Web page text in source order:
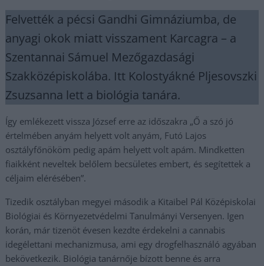
Felvették a pécsi Gandhi Gimnáziumba, de
anyagi okok miatt visszament Karcagra – a
Szentannai Sámuel Mezőgazdasági
Szakközépiskolába. Itt Kolostyákné Pljesovszki
Zsuzsanna lett a biológia tanára.
Így emlékezett vissza József erre az időszakra „Ő a szó jó
értelmében anyám helyett volt anyám, Futó Lajos
osztályfőnököm pedig apám helyett volt apám. Mindketten
fiaikként neveltek belőlem becsületes embert, és segítettek a
céljaim elérésében”.
Tizedik osztályban megyei második a Kitaibel Pál Középiskolai
Biológiai és Környezetvédelmi Tanulmányi Versenyen. Igen
korán, már tizenöt évesen kezdte érdekelni a cannabis
idegélettani mechanizmusa, ami egy drogfelhasználó agyában
bekövetkezik. Biológia tanárnője bízott benne és arra